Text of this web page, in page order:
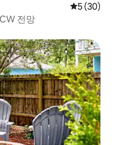
평점 5점(5
5 (30)
전망